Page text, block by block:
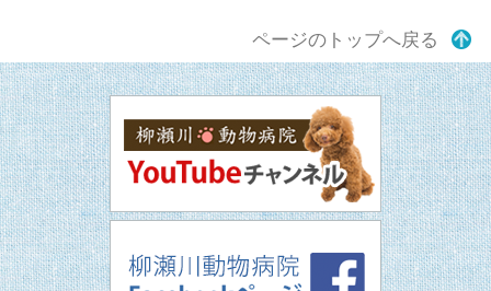
ページのトップへ戻る